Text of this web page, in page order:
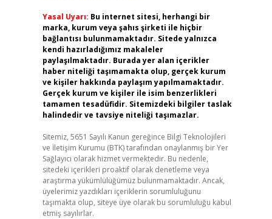
Yasal Uyarı: Bu internet sitesi, herhangi bir
marka, kurum veya şahıs şirketi ile hiçbir
bağlantısı bulunmamaktadır. Sitede yalnızca
kendi hazırladığımız makaleler
paylaşılmaktadır. Burada yer alan içerikler
haber niteliği taşımamakta olup, gerçek kurum
ve kişiler hakkında paylaşım yapılmamaktadır.
Gerçek kurum ve kişiler ile isim benzerlikleri
tamamen tesadüfidir. Sitemizdeki bilgiler taslak
halindedir ve tavsiye niteliği taşımazlar.
Sitemiz, 5651 Sayılı Kanun gereğince Bilgi Teknolojileri
ve İletişim Kurumu (BTK) tarafından onaylanmış bir Yer
Sağlayıcı olarak hizmet vermektedir. Bu nedenle,
sitedeki içerikleri proaktif olarak denetleme veya
araştırma yükümlülüğümüz bulunmamaktadır. Ancak,
üyelerimiz yazdıkları içeriklerin sorumluluğunu
taşımakta olup, siteye üye olarak bu sorumluluğu kabul
etmiş sayılırlar.